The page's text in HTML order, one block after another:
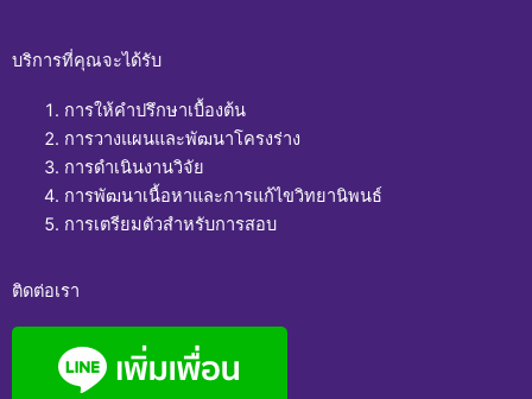
บริการที่คุณจะได้รับ
การให้คำปรึกษาเบื้องต้น
การวางแผนและพัฒนาโครงร่าง
การดำเนินงานวิจัย
การพัฒนาเนื้อหาและการแก้ไขวิทยานิพนธ์
การเตรียมตัวสำหรับการสอบ
ติดต่อเรา